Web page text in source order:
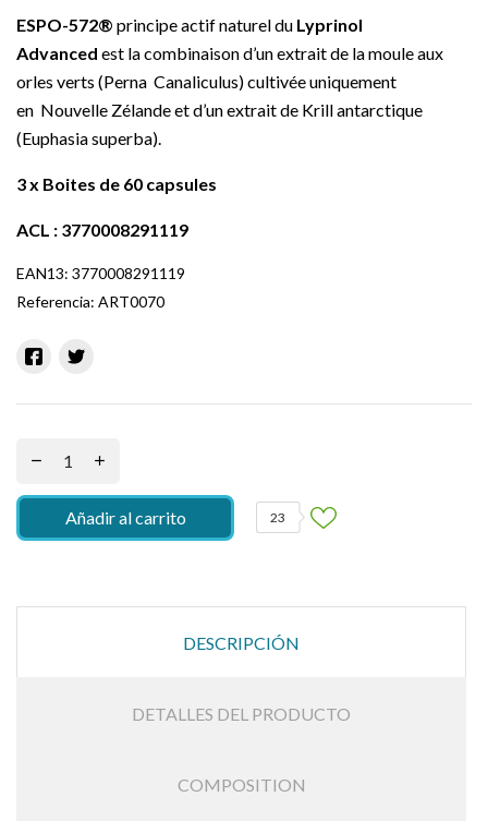
ESPO-572® principe actif naturel du Lyprinol
Advanced est la combinaison d’un extrait de la moule aux
orles verts (Perna Canaliculus) cultivée uniquement
en Nouvelle Zélande et d’un extrait de Krill antarctique
(Euphasia superba).
3 x Boites de 60 capsules
ACL : 3770008291119
EAN13: 3770008291119
Referencia: ART0070
Añadir al carrito 23
DESCRIPCIÓN
DETALLES DEL PRODUCTO
COMPOSITION